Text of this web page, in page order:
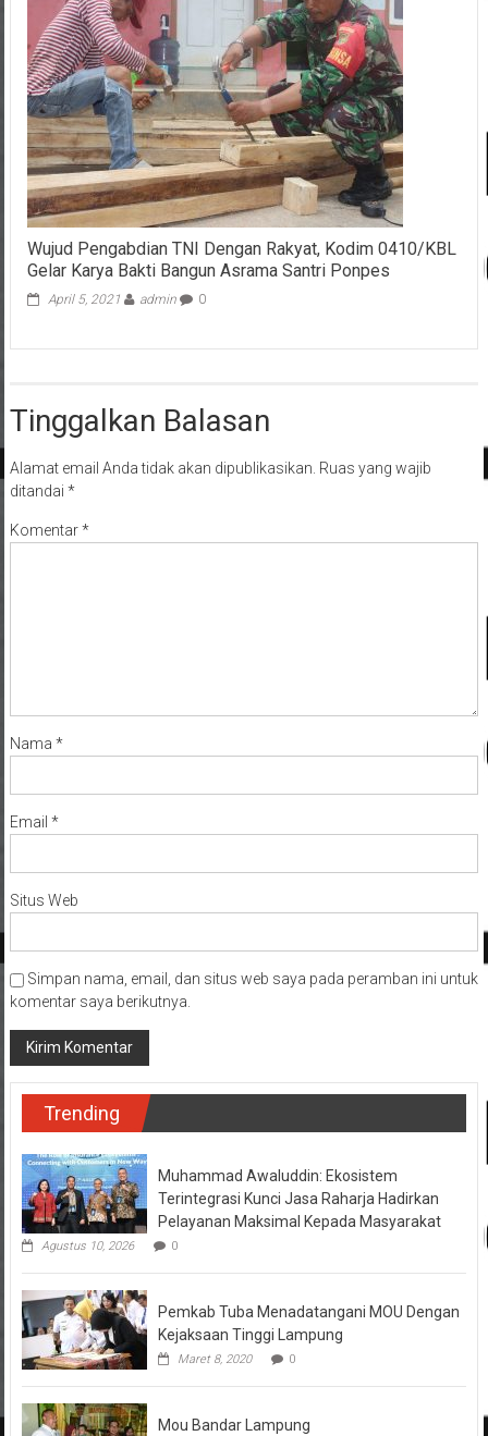
Wujud Pengabdian TNI Dengan Rakyat, Kodim 0410/KBL
Gelar Karya Bakti Bangun Asrama Santri Ponpes
April 5, 2021 admin 0
Tinggalkan Balasan
Alamat email Anda tidak akan dipublikasikan. Ruas yang wajib
ditandai *
Komentar*
Nama *
Email *
Situs Web
Simpan nama, email, dan situs web saya pada peramban ini untuk
komentar saya berikutnya.
Trending
Muhammad Awaluddin: Ekosistem
Terintegrasi Kunci Jasa Raharja Hadirkan
Pelayanan Maksimal Kepada Masyarakat
Agustus 10, 2026 0
Pemkab Tuba Menadatangani MOU Dengan
Kejaksaan Tinggi Lampung
Maret 8, 2020 0
Mou Bandar Lampung